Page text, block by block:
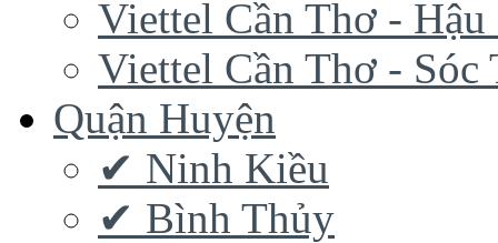
Viettel Cần Thơ - Hậu
Viettel Cần Thơ - Sóc
Quận Huyện
✔ Ninh Kiều
✔ Bình Thủy